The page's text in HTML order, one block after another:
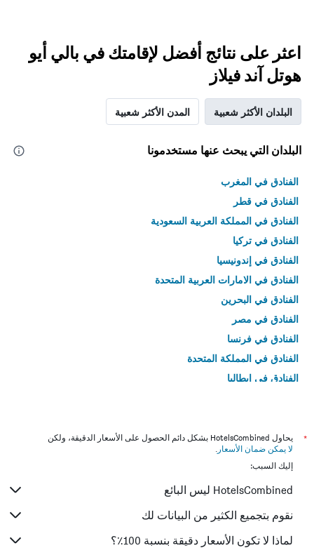
اعثر على نتائج أفضل لإقامتك في بالي أيو
هوتل آند فيلاز
البلدان الأكثر شعبية المدن الأكثر شعبية
البلدان التي يبحث عنها مستخدمونا
الفنادق في المغرب
الفنادق في قطر
الفنادق في المملكة العربية السعودية
الفنادق في تركيا
الفنادق في إندونيسيا
الفنادق في الامارات العربية المتحدة
الفنادق في البحرين
الفنادق في مصر
الفنادق في فرنسا
الفنادق في المملكة المتحدة
الفنادق في إيطاليا
*
يحاول HotelsCombined بشكل دائم الحصول على الأسعار الدقيقة، ولكن
لا يمكن ضمان الأسعار .
إليك السبب:
HotelsCombined ليس البائع
نقوم بتجميع الكثير من البيانات لك
لماذا لا تكون الأسعار دقيقة بنسبة 100٪؟